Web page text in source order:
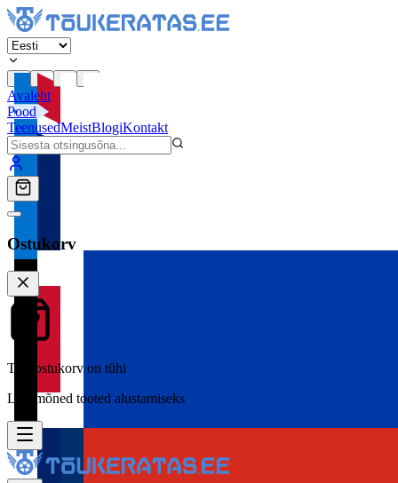
Avaleht
Pood
TeenusedMeistBlogiKontakt
Ostukorv
Teie ostukorv on tühi
Lisa mõned tooted alustamiseks